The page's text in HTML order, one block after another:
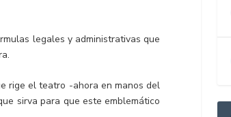
legales y administrativas que
rige el teatro -ahora en manos del
sirva para que este emblemático